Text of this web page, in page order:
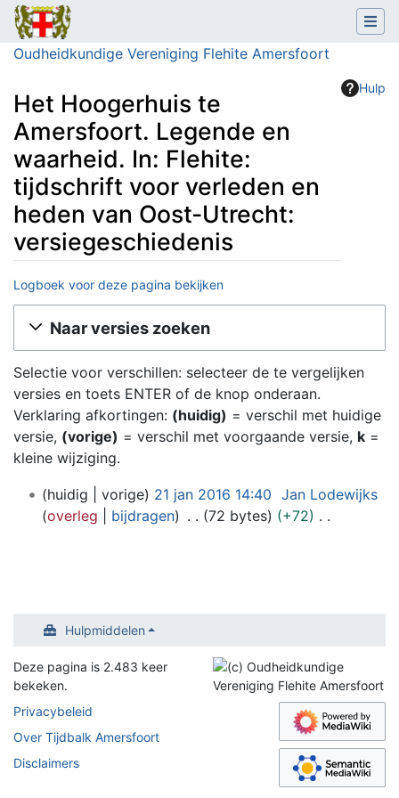
Oudheidkundige Vereniging Flehite Amersfoort
Hulp
Het Hoogerhuis te
Amersfoort. Legende en
waarheid. In: Flehite:
tijdschrift voor verleden en
heden van Oost-Utrecht:
versiegeschiedenis
Logboek voor deze pagina bekijken
Ga naar:navigatie,zoeken
Naar versies zoeken
Selectie voor verschillen: selecteer de te vergelijken
versies en toets ENTER of de knop onderaan.
Verklaring afkortingen: (huidig) = verschil met huidige
versie, (vorige) = verschil met voorgaande versie, k =
kleine wijziging.
huidig vorige 21 jan 2016 14:40 Jan Lodewijks
overleg
bijdragen 72 bytes
+72
b
w
e
r
k
n
Hulpmiddelen
Deze pagina is 2.483 keer
bekeken.
Privacybeleid
Over Tijdbalk Amersfoort
Disclaimers